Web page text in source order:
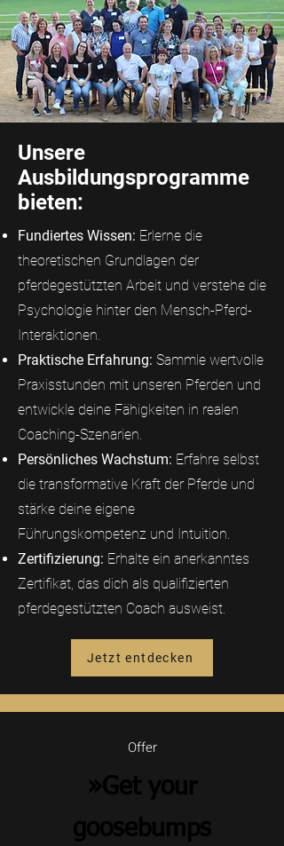
Unsere
Ausbildungsprogramme
bieten:
Fundiertes Wissen: Erlerne die
theoretischen Grundlagen der
pferdegestützten Arbeit und verstehe die
Psychologie hinter den Mensch-Pferd-
Interaktionen.
Praktische Erfahrung: Sammle wertvolle
Praxisstunden mit unseren Pferden und
entwickle deine Fähigkeiten in realen
Coaching-Szenarien.
Persönliches Wachstum: Erfahre selbst
die transformative Kraft der Pferde und
stärke deine eigene
Führungskompetenz und Intuition.
Zertifizierung: Erhalte ein anerkanntes
Zertifikat, das dich als qualifizierten
pferdegestützten Coach ausweist.
Jetzt entdecken
Offer